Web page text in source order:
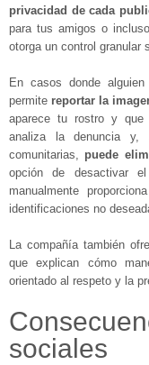
privacidad de cada
para tus amigos o
otorga un control granular
En casos donde
permite reportar la
aparece tu rostro y que
analiza la denuncia y,
comunitarias, puede
opción de desactivar
manualmente
identificaciones no
La compañía también
que explican cómo
orientado al respeto y la
sociales